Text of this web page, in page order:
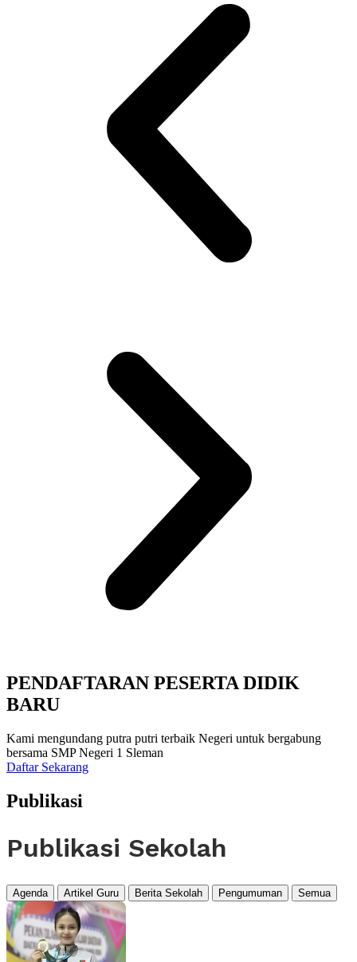
PENDAFTARAN PESERTA DIDIK
BARU
Kami mengundang putra putri terbaik Negeri untuk bergabung
bersama SMP Negeri 1 Sleman
Daftar Sekarang
Publikasi
Publikasi Sekolah
Agenda Artikel Guru Berita Sekolah Pengumuman Semua